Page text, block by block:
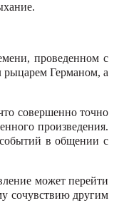
проведен­ном с
рыцарем Германом, а
совер­шенно точно
произве­дения.
в общении с
может перейти
сочувствию другим